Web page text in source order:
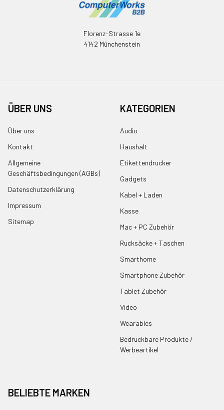
Florenz-Strasse 1e
4142 Münchenstein
ÜBER UNS
Über uns
Kontakt
Allgemeine
Geschäftsbedingungen (AGBs)
Datenschutzerklärung
Impressum
Sitemap
KATEGORIEN
Audio
Haushalt
Etikettendrucker
Gadgets
Kabel + Laden
Kasse
Mac + PC Zubehör
Rucksäcke + Taschen
Smarthome
Smartphone Zubehör
Tablet Zubehör
Video
Wearables
Bedruckbare Produkte /
Werbeartikel
BELIEBTE MARKEN